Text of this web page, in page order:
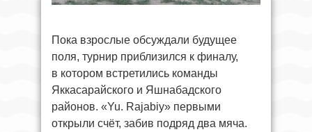
Пока взрослые обсуждали будущее
поля, турнир приблизился к финалу,
в котором встретились команды
Яккасарайского и Яшнабадского
районов. «Yu. Rajabiy» первыми
открыли счёт, забив подряд два мяча.